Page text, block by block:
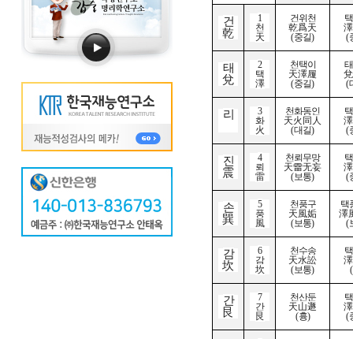
건
乾
1
천
天
건위천
乾爲天
(중길)
(
태
兌
2
택
澤
천택이
天澤履
(중길)
(
리
3
화
火
천화동인
天火同人
(대길)
(
진
震
4
뢰
雷
천뢰무망
天雷无妄
(보통)
(
손
巽
5
풍
風
천풍구
天風姤
(보통)
택
澤
(
감
坎
6
감
坎
천수송
天水訟
(보통)
(
간
艮
7
간
艮
천산둔
天山遯
(흉)
(